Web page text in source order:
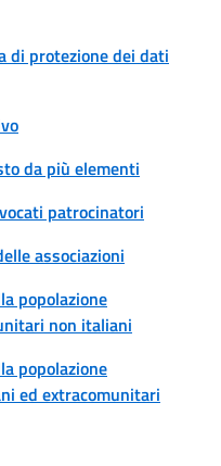
di protezione dei dati
da più elementi
patrocinatori
associazioni
popolazione
non italiani
popolazione
ed extracomunitari